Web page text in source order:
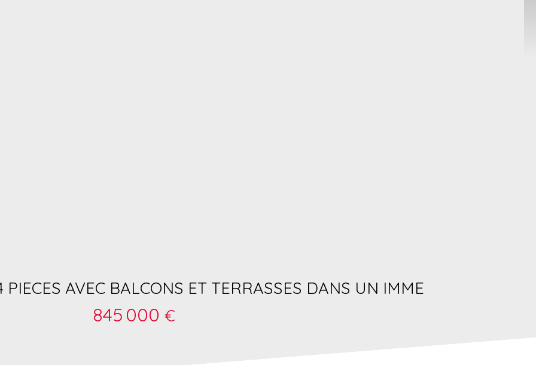
AVEC BALCONS ET TERRASSES DANS UN IMME
845 000 €